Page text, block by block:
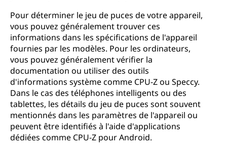
Pour déterminer le jeu de puces de votre appareil,
vous pouvez généralement trouver ces
informations dans les spécifications de l'appareil
fournies par les modèles. Pour les ordinateurs,
vous pouvez généralement vérifier la
documentation ou utiliser des outils
d'informations système comme CPU-Z ou Speccy.
Dans le cas des téléphones intelligents ou des
tablettes, les détails du jeu de puces sont souvent
mentionnés dans les paramètres de l'appareil ou
peuvent être identifiés à l'aide d'applications
dédiées comme CPU-Z pour Android.